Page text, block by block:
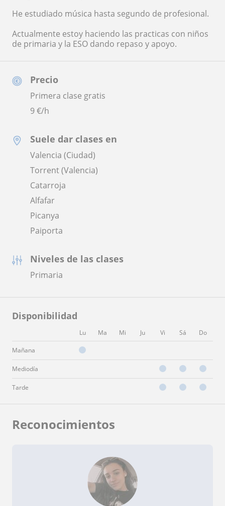
Precio
Primera clase gratis
9€/h
Suele dar clases en
Valencia (Ciudad)
Torrent (Valencia)
Catarroja
Alfafar
Picanya
Paiporta
Niveles de las clases
Primaria
Disponibilidad
Lu Ma Mi Ju Vi Sá Do
Mañana
Mediodía
Tarde
He estudiado música hasta segundo de profesional.
Actualmente estoy haciendo las practicas con niños
de primaria y la ESO dando repaso y apoyo.
Reconocimientos